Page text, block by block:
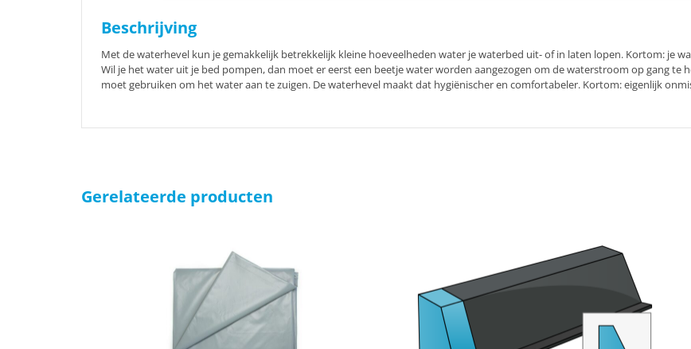
Beschrijving
Met de waterhevel kun je gemakkelijk betrekkelijk kleine hoeveelheden water je waterbed uit- of in laten lopen. Kortom: je
Wil je het water uit je bed pompen, dan moet er eerst een beetje water worden aangezogen om de waterstroom op gang te
moet gebruiken om het water aan te zuigen. De waterhevel maakt dat hygiënischer en comfortabeler. Kortom: eigenlijk
Gerelateerde producten